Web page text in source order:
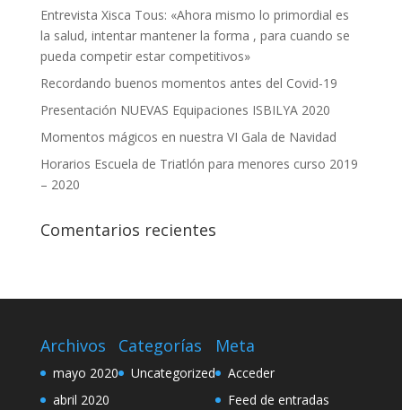
Entrevista Xisca Tous: «Ahora mismo lo primordial es
la salud, intentar mantener la forma , para cuando se
pueda competir estar competitivos»
Recordando buenos momentos antes del Covid-19
Presentación NUEVAS Equipaciones ISBILYA 2020
Momentos mágicos en nuestra VI Gala de Navidad
Horarios Escuela de Triatlón para menores curso 2019
– 2020
Comentarios recientes
Archivos
mayo 2020
abril 2020
Categorías
Uncategorized
Meta
Acceder
Feed de entradas